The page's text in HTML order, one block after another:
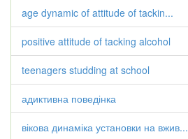
age dynamic of attitude of tackin...
positive attitude of tacking alcohol
teenagers studding at school
адиктивна поведінка
вікова динаміка установки на вжив...